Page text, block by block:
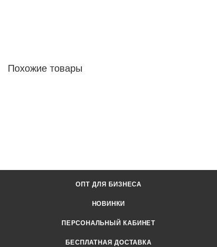
Похожие товары
ОПТ ДЛЯ БИЗНЕСА
НОВИНКИ
ПЕРСОНАЛЬНЫЙ КАБИНЕТ
БЕСПЛАТНАЯ ДОСТАВКА